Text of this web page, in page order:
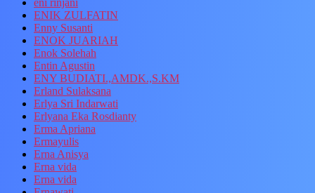
eni rinjani
ENIK ZULFATIN
Enny Susanti
ENOK JUARIAH
Enok Solehah
Entin Agustin
ENY BUDIATI.,AMDK.,S.KM
Erland Sulaksana
Erlya Sri Indarwati
Erlyana Eka Rosdianty
Erma Apriana
Ermayulis
Erna Anisya
Erna vida
Erna vida